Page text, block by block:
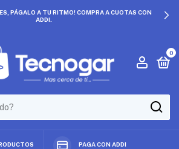
PÁGALO A TU RITMO! COMPRA A CUOTAS CON
ADDI.
0
PAGA CON ADDI